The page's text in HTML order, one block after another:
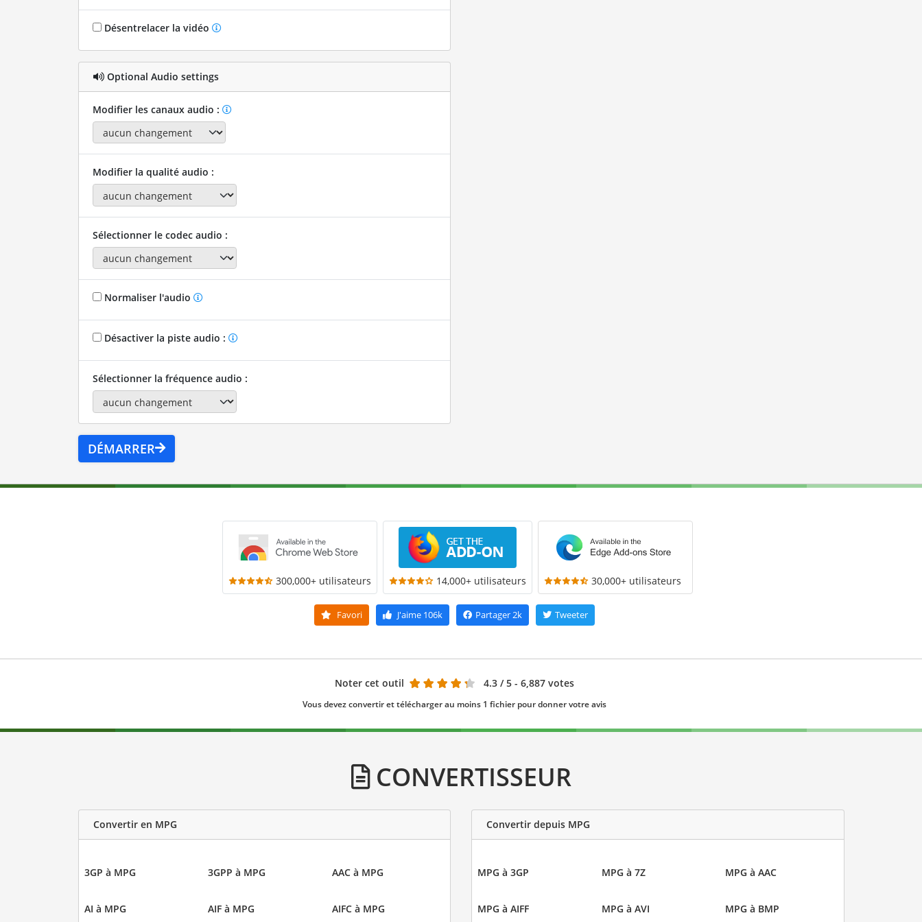
Désentrelacer la vidéo
Optional Audio settings
Modifier les canaux audio :
Modifier la qualité audio :
Sélectionner le codec audio :
Normaliser l'audio
Désactiver la piste audio :
Sélectionner la fréquence audio :
DÉMARRER
300,000+ utilisateurs 14,000+ utilisateurs 30,000+ utilisateurs
Favori J'aime106k Partager2k Tweeter
Noter cet outil 4.3 / 5 - 6,887 votes
Vous devez convertir et télécharger au moins 1 fichier pour donner votre avis
CONVERTISSEUR
Convertir en MPG
3GP à MPG 3GPP à MPG AAC à MPG
AI à MPG AIF à MPG AIFC à MPG
Convertir depuis MPG
MPG à 3GP MPG à 7Z MPG à AAC
MPG à AIFF MPG à AVI MPG à BMP